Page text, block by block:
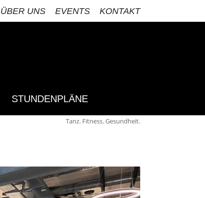
ÜBER UNS EVENTS KONTAKT
STUNDENPLÄNE
Tanz. Fitness. Gesundheit.